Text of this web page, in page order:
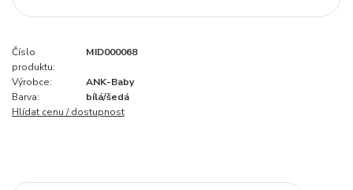
Číslo
produktu:
MID000068
Výrobce:
ANK-Baby
Barva:
bílá/šedá
Hlídat cenu / dostupnost